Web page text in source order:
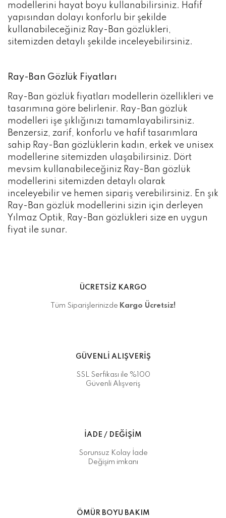
modellerini hayat boyu kullanabilirsiniz. Hafif
yapısından dolayı konforlu bir şekilde
kullanabileceğiniz Ray-Ban gözlükleri,
sitemizden detaylı şekilde inceleyebilirsiniz.
Ray-Ban Gözlük Fiyatları
Ray-Ban gözlük fiyatları modellerin özellikleri ve
tasarımına göre belirlenir. Ray-Ban gözlük
modelleri işe şıklığınızı tamamlayabilirsiniz.
Benzersiz, zarif, konforlu ve hafif tasarımlara
sahip Ray-Ban gözlüklerin kadın, erkek ve unisex
modellerine sitemizden ulaşabilirsiniz. Dört
mevsim kullanabileceğiniz Ray-Ban gözlük
modellerini sitemizden detaylı olarak
inceleyebilir ve hemen sipariş verebilirsiniz. En şık
Ray-Ban gözlük modellerini sizin için derleyen
Yılmaz Optik, Ray-Ban gözlükleri size en uygun
fiyat ile sunar.
ÜCRETSİZ KARGO
Tüm Siparişlerinizde Kargo Ücretsiz!
GÜVENLİ ALIŞVERİŞ
SSL Serfikası ile %100
Güvenli Alışveriş
İADE / DEĞİŞİM
Sorunsuz Kolay İade
Değişim imkanı
ÖMÜR BOYU BAKIM